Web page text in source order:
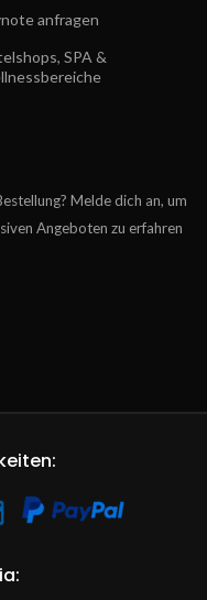
anfragen
SPA &
Melde dich an, um
Angeboten zu erfahren